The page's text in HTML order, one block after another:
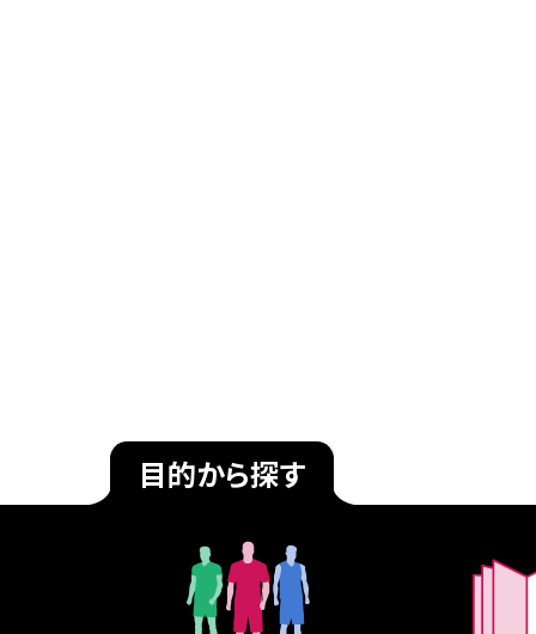
目的から探す